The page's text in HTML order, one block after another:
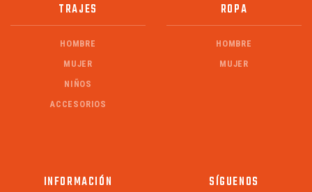
TRAJES
HOMBRE
MUJER
NIÑOS
ACCESORIOS
ROPA
HOMBRE
MUJER
INFORMACIÓN SÍGUENOS